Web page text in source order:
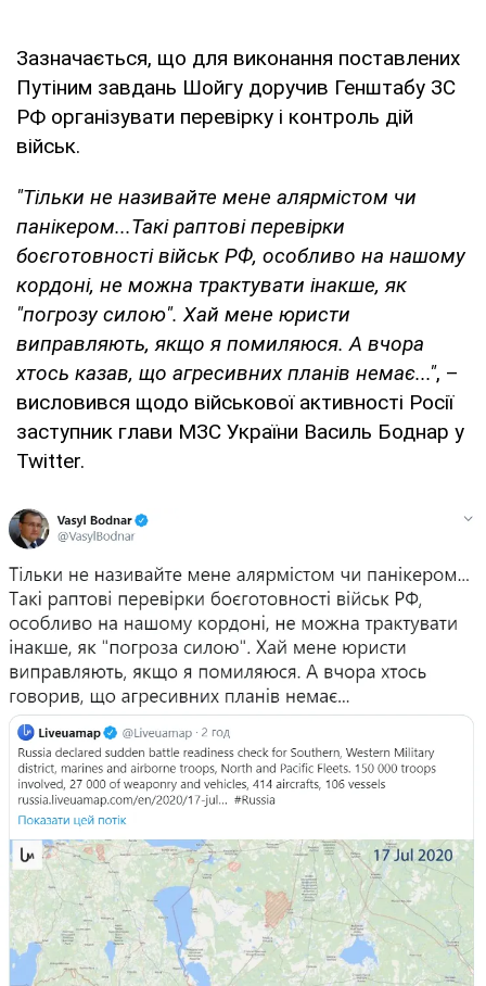
Зазначається, що для виконання поставлених
Путіним завдань Шойгу доручив Генштабу ЗС
РФ організувати перевірку і контроль дій
військ.
"Тільки не називайте мене алярмістом чи
панікером...Такі раптові перевірки
боєготовності військ РФ, особливо на нашому
кордоні, не можна трактувати інакше, як
"погрозу силою". Хай мене юристи
виправляють, якщо я помиляюся. А вчора
хтось казав, що агресивних планів немає...", –
висловився щодо військової активності Росії
заступник глави МЗС України Василь Боднар у
Twitter.